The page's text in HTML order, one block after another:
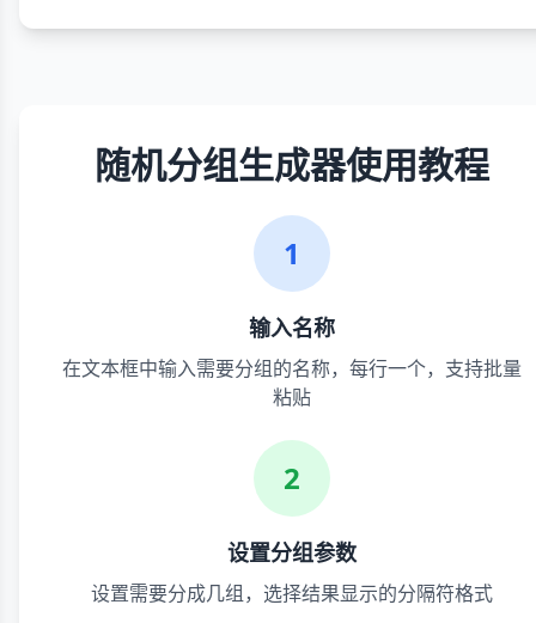
随机分组生成器使用教程
1
输入名称
在文本框中输入需要分组的名称，每行一个，支持批量
粘贴
2
设置分组参数
设置需要分成几组，选择结果显示的分隔符格式